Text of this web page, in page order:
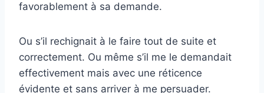
favorablement à sa demande.
Ou s’il rechignait à le faire tout de suite et
correctement. Ou même s’il me le demandait
effectivement mais avec une réticence
évidente et sans arriver à me persuader.